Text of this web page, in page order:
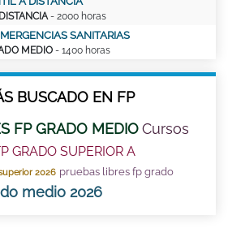
- 2000 horas
SANITARIAS
MEDIO - 1400 horas
BUSCADO EN FP
FP GRADO MEDIOCursos
GRADO SUPERIOR A
2026 pruebas libres fp grado
medio 2026